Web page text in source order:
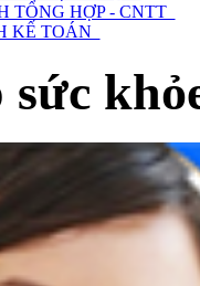
TỔNG HỢP - CNTT
KẾ TOÁN